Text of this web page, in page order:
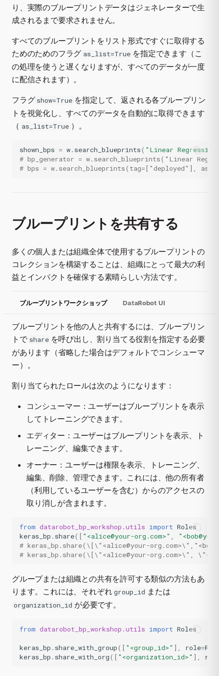
り、実際のブループリントデータはジェネレーターで生
成されるまで要求されません。
すべてのブループリントをリスト形式ですぐに取得する
ためのためのフラグ as_list=True を指定できます（こ
の処理を使うと遅くなりますが、すべてのデータが一度
に配信されます）。
フラグ show=True を指定して、返される各ブループリン
トを視覚化し、すべてのデータを自動的に取得できます
（ as_list=True ）。
shown_bps = w. search_blueprints( "Linear
# bp_generator = w.search_blueprints("Linear
# bps = w.search_blueprints(tag=["deployed"],
ブループリントを共有する
多くの個人または組織全体で使用するブループリントの
コレクションを構築することは、組織にとって最大の利
益とインパクトを確保する素晴らしい方法です。
ブループリントワークショップ DataRobot UI
ブループリントを他の人と共有するには、ブループリン
トで share を呼び出し、割り当てる役割を指定する必要
があります（省略した場合はデフォルトでコンシューマ
ー）。
割り当てられたロールは次のようになります：
コンシューマー：ユーザーはブループリントを表示
してトレーニングできます。
エディター：ユーザーはブループリントを表示、ト
レーニング、編集できます。
オーナー：ユーザーは権限を表示、トレーニング、
編集、削除、管理できます。これには、他の所有者
（利用しているユーザーを含む）からのアクセスの
取り消しが含まれます。
from datarobot_bp_workshop.utils import Roles
keras_bp . share([ "<alice@your-org.com>" ,
# keras_bp.share(\[\"<alice@your-
# keras_bp.share(\[\"<alice@your-org.com>\",
グループまたは組織との共有を許可する類似の方法もあ
ります。これには、それぞれ group_id または
organization_id が必要です。
from datarobot_bp_workshop.utils import Roles
keras_bp . share_with_group([ "<group_id>" ], role=
keras_bp . share_with_org([ "<organization_id>" ],